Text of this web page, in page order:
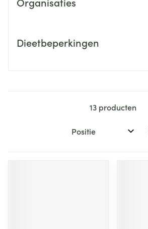
Dieetbeperkingen
13producten
Sorteer op: